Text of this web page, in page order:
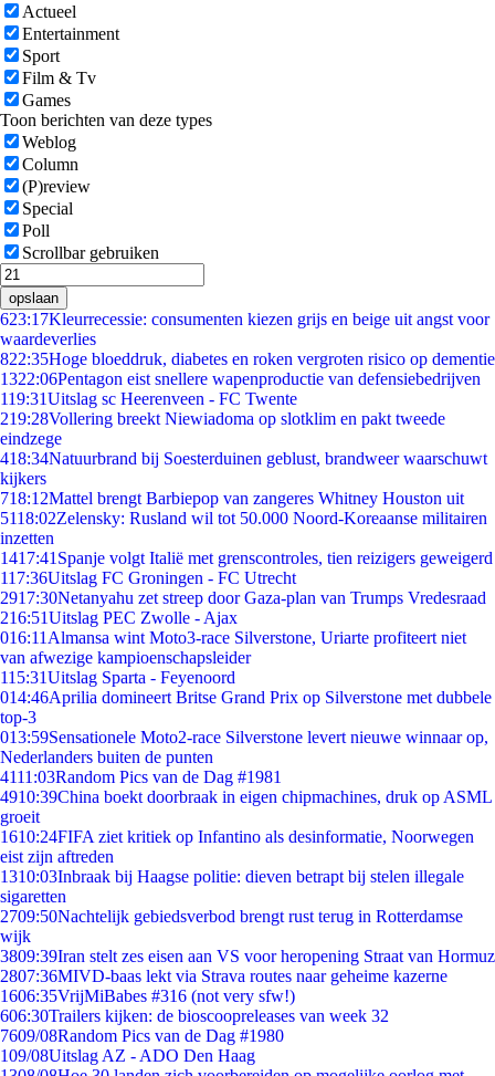
Actueel
Entertainment
Sport
Film & Tv
Games
Toon berichten van deze types
Weblog
Column
(P)review
Special
Poll
Scrollbar gebruiken
opslaan
623:17Kleurrecessie: consumenten kiezen grijs en beige uit angst voor
waardeverlies
822:35Hoge bloeddruk, diabetes en roken vergroten risico op dementie
1322:06Pentagon eist snellere wapenproductie van defensiebedrijven
119:31Uitslag sc Heerenveen - FC Twente
219:28Vollering breekt Niewiadoma op slotklim en pakt tweede
eindzege
418:34Natuurbrand bij Soesterduinen geblust, brandweer waarschuwt
kijkers
718:12Mattel brengt Barbiepop van zangeres Whitney Houston uit
5118:02Zelensky: Rusland wil tot 50.000 Noord-Koreaanse militairen
inzetten
1417:41 Spanje volgt Italië met grenscontroles, tien reizigers geweigerd
117:36Uitslag FC Groningen - FC Utrecht
2917:30Netanyahu zet streep door Gaza-plan van Trumps Vredesraad
216:51Uitslag PEC Zwolle - Ajax
016:11 Almansa wint Moto3-race Silverstone, Uriarte profiteert niet
van afwezige kampioenschapsleider
115:31Uitslag Sparta - Feyenoord
014:46Aprilia domineert Britse Grand Prix op Silverstone met dubbele
top-3
013:59Sensationele Moto2-race Silverstone levert nieuwe winnaar op,
Nederlanders buiten de punten
4111:03Random Pics van de Dag #1981
4910:39China boekt doorbraak in eigen chipmachines, druk op ASML
groeit
1610:24FIFA ziet kritiek op Infantino als desinformatie, Noorwegen
eist zijn aftreden
1310:03Inbraak bij Haagse politie: dieven betrapt bij stelen illegale
sigaretten
2709:50Nachtelijk gebiedsverbod brengt rust terug in Rotterdamse
wijk
3809:39Iran stelt zes eisen aan VS voor heropening Straat van Hormuz
2807:36MIVD-baas lekt via Strava routes naar geheime kazerne
1606:35VrijMiBabes #316 (not very sfw!)
606:30Trailers kijken: de bioscoopreleases van week 32
7609/08Random Pics van de Dag #1980
109/08Uitslag AZ - ADO Den Haag